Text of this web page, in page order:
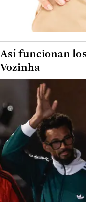
Así funcionan
Vozinha